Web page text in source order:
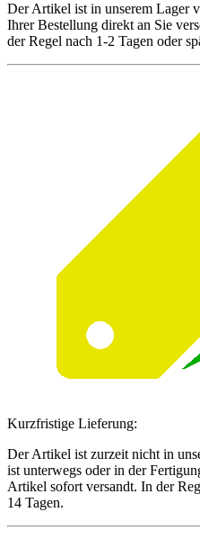
Der Artikel ist in unserem Lager
Ihrer Bestellung direkt an Sie
der Regel nach 1-2 Tagen oder
Kurzfristige Lieferung:
Der Artikel ist zurzeit nicht in
ist unterwegs oder in der
Artikel sofort versandt. In der
14 Tagen.